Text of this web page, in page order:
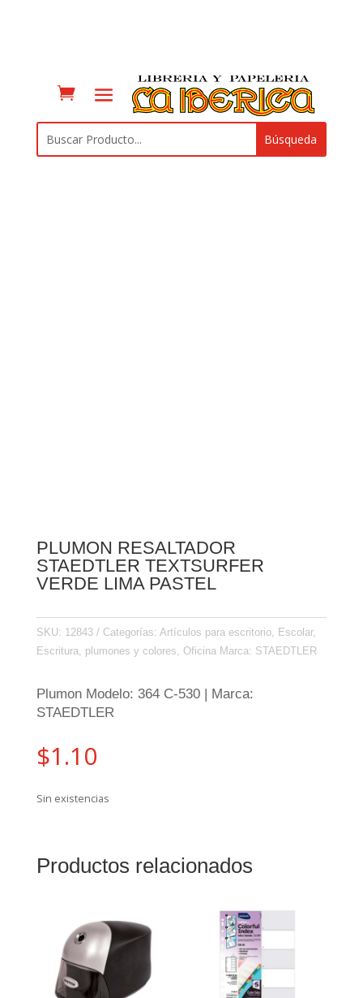
PLUMON RESALTADOR
STAEDTLER TEXTSURFER
VERDE LIMA PASTEL
SKU: 12843 Categorías: Artículos para escritorio, Escolar,
Escritura, plumones y colores
Oficina Marca: STAEDTLER
Plumon Modelo: 364 C-530 | Marca:
STAEDTLER
$1.10
Sin existencias
Productos relacionados